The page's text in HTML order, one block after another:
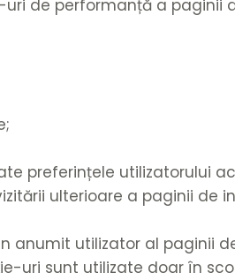
de performanță a paginii
preferințele utilizatorului
ulterioare a paginii de
anumit utilizator al paginii
uri sunt utilizate doar în